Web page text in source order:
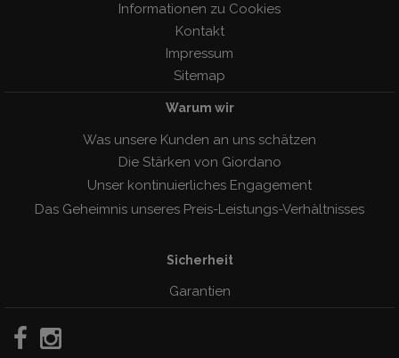
Informationen zu Cookies
Kontakt
Impressum
Sitemap
Warum wir
Was unsere Kunden an uns schätzen
Die Stärken von Giordano
Unser kontinuierliches Engagement
Das Geheimnis unseres Preis-Leistungs-Verhàltnisses
Sicherheit
Garantien